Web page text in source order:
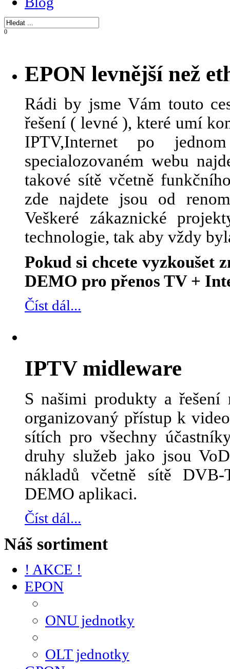
0
EPON levnější než
Rádi by jsme Vám touto
řešení ( levné ), které umí
IPTV,Internet po
specialozovaném webu
takové sítě včetně
zde najdete jsou od
Veškeré zákaznické
technologie, tak aby vždy
Pokud si chcete vyzkoušet
DEMO pro přenos TV +
Číst dál...
IPTV midleware
S našimi produkty a řešení
organizovaný přístup k
sítích pro všechny
druhy služeb jako jsou
nákladů včetně sítě
DEMO aplikaci.
Číst dál...
Náš sortiment
! AKCE !
EPON
ONU jednotky
OLT jednotky